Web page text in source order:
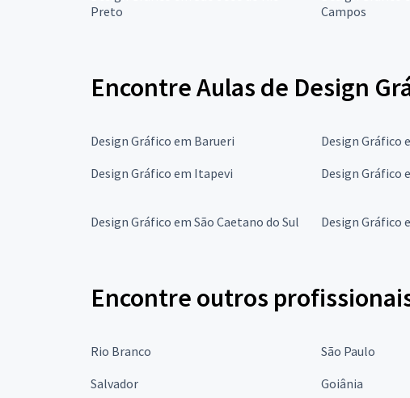
Preto
Campos
Encontre Aulas de Design
Design Gráfico em Barueri Design Gráfico
Design Gráfico em Itapevi
Design Gráfico
Design Gráfico em São Caetano do Sul
Design Gráfico
Encontre outros
Rio Branco São Paulo
Salvador
Goiânia